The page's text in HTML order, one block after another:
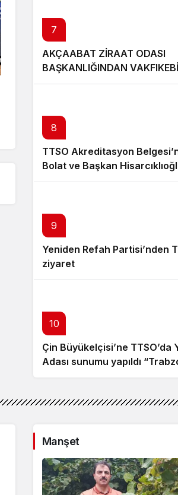
7
AKÇAABAT ZİRAAT ODASI
BAŞKANLIĞINDAN
FINDIKTA BAHÇE GÜNÜ
8
TTSO Akreditasyon
Bolat ve Başkan
aldı
9
Yeniden Refah Partisi’nden
ziyaret
10
Çin Büyükelçisi’ne TTSO’da
Adası sunumu yapıldı
Manşet